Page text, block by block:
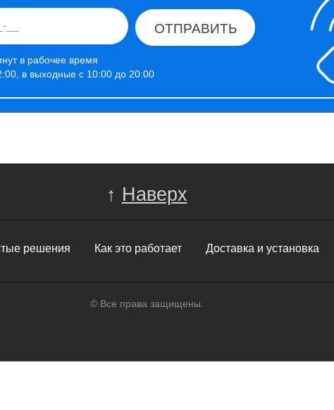
ОТПРАВИТЬ
в рабочее время
в выходные с 10:00 до 20:00
↑ Наверх
решения Как это работает Доставка и установка
© Все права защищены.